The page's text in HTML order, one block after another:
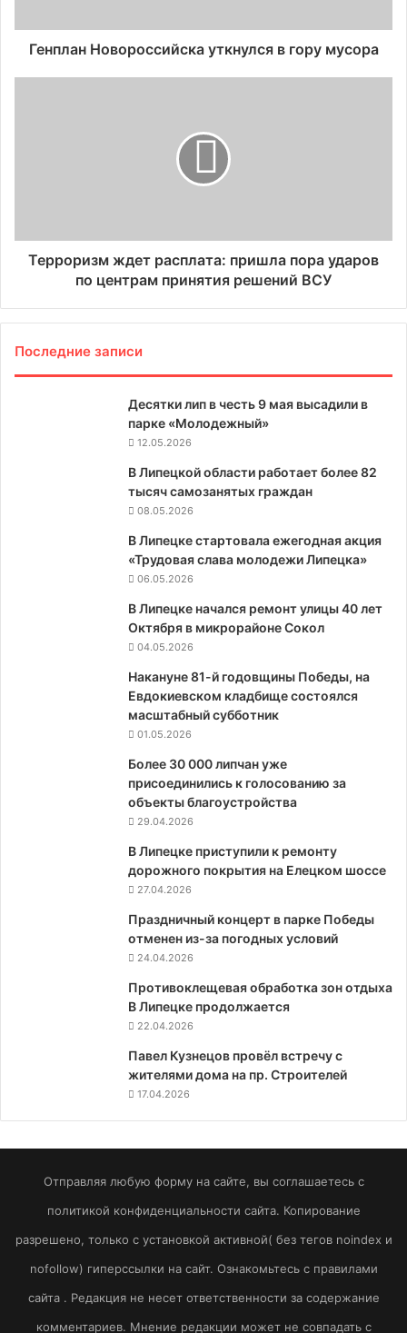
Генплан Новороссийска уткнулся в гору мусора
Терроризм ждет расплата: пришла пора ударов
по центрам принятия решений ВСУ
Последние записи
Десятки лип в честь 9 мая высадили в
парке «Молодежный»
12.05.2026
В Липецкой области работает более 82
тысяч самозанятых граждан
08.05.2026
В Липецке стартовала ежегодная акция
«Трудовая слава молодежи Липецка»
06.05.2026
В Липецке начался ремонт улицы 40 лет
Октября в микрорайоне Сокол
04.05.2026
Накануне 81-й годовщины Победы, на
Евдокиевском кладбище состоялся
масштабный субботник
01.05.2026
Более 30 000 липчан уже
присоединились к голосованию за
объекты благоустройства
29.04.2026
В Липецке приступили к ремонту
дорожного покрытия на Елецком шоссе
27.04.2026
Праздничный концерт в парке Победы
отменен из-за погодных условий
24.04.2026
Противоклещевая обработка зон отдыха
В Липецке продолжается
22.04.2026
Павел Кузнецов провёл встречу с
жителями дома на пр. Строителей
17.04.2026
Отправляя любую форму на сайте, вы соглашаетесь с
политикой конфиденциальности сайта. Копирование
разрешено, только с установкой активной( без тегов noindex и
nofollow) гиперссылки на сайт. Ознакомьтесь с правилами
сайта . Редакция не несет ответственности за содержание
комментариев. Мнение редакции может не совпадать с